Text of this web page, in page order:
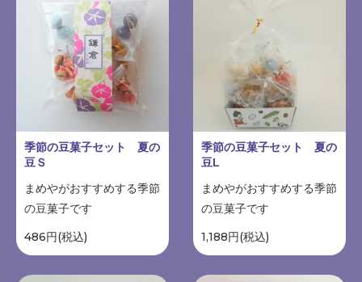
季節の豆菓子セット 夏の
豆Ｓ
まめやがおすすめする季節
の豆菓子です
486円(税込)
季節の豆菓子セット 夏の
豆L
まめやがおすすめする季節
の豆菓子です
1,188円(税込)